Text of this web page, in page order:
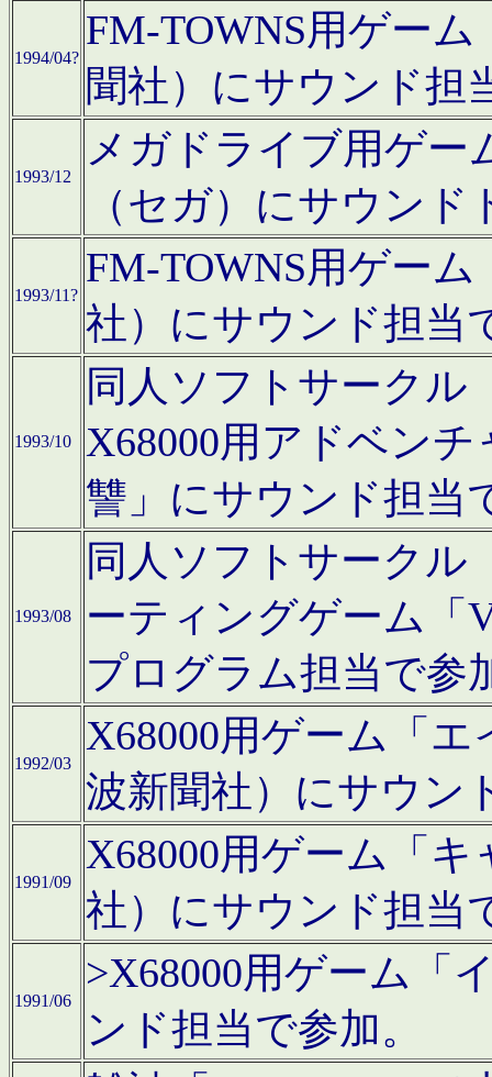
1994/04?
FM-TOWNS用ゲー
聞社）にサウンド担
1993/12
メガドライブ用ゲー
（セガ）にサウン
1993/11?
FM-TOWNS用ゲー
社）にサウンド担当
1993/10
同人ソフトサークル
X68000用アドベン
讐」にサウンド担当
1993/08
同人ソフトサークル
ーティングゲーム「
プログラム担当で参
1992/03
X68000用ゲーム「
波新聞社）にサウン
1991/09
X68000用ゲーム「
社）にサウンド担当
1991/06
>X68000用ゲーム「
ンド担当で参加。